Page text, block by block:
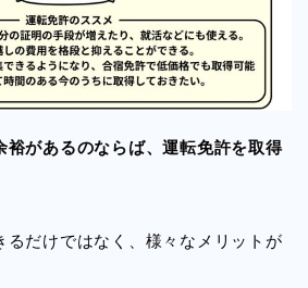
裕があるのならば、運転免許を取得
るだけではなく、様々なメリットが